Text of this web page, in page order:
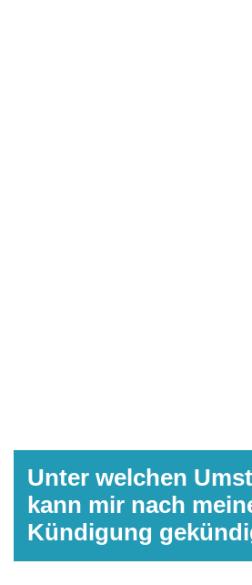
Unter welchen
kann mir nach
Kündigung